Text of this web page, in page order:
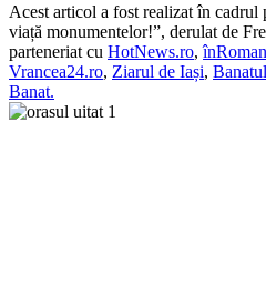
Acest articol a fost realizat în
viață monumentelor!”, derulat de
parteneriat cu HotNews.ro,
Vrancea24.ro, Ziarul de Iași,
Banat.